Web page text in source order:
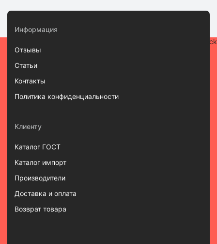
Информация
Отзывы
Статьи
Контакты
Политика конфиденциальности
Клиенту
Каталог ГОСТ
Каталог импорт
Производители
Доставка и оплата
Возврат товара